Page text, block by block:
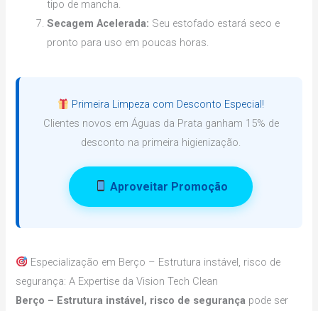
tipo de mancha.
Secagem Acelerada: Seu estofado estará seco e
pronto para uso em poucas horas.
Primeira Limpeza com Desconto Especial!
Clientes novos em Águas da Prata ganham 15% de
desconto na primeira higienização.
Aproveitar Promoção
Especialização em Berço – Estrutura instável, risco de
segurança: A Expertise da Vision Tech Clean
Berço – Estrutura instável, risco de segurança pode ser